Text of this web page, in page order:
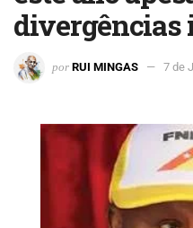
divergências
por RUI MINGAS 7 de